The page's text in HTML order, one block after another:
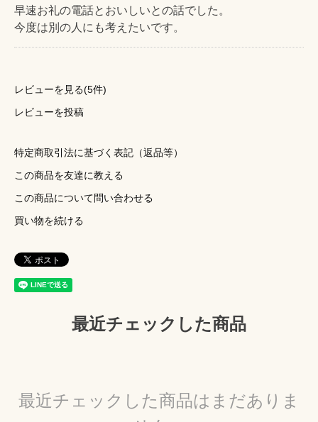
早速お礼の電話とおいしいとの話でした。
今度は別の人にも考えたいです。
レビューを見る(5件)
レビューを投稿
特定商取引法に基づく表記（返品等）
この商品を友達に教える
この商品について問い合わせる
買い物を続ける
最近チェックした商品
最近チェックした商品はまだありま